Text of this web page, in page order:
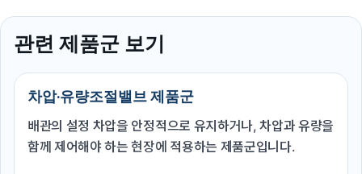
관련 제품군 보기
차압·유량조절밸브 제품군
배관의 설정 차압을 안정적으로 유지하거나, 차압과 유량을
함께 제어해야 하는 현장에 적용하는 제품군입니다.